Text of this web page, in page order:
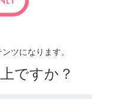
ツになります。
ですか？